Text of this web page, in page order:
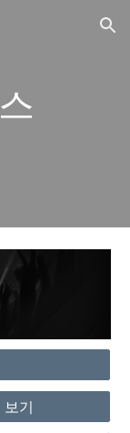
Skip to navigation
기